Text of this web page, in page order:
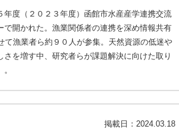
度（２０２３年度）函館市水産産学連携交流
開かれた。漁業関係者の連携を深め情報共有
漁業者ら約９０人が参集。天然資源の低迷や
を増す中、研究者らが課題解決に向けた取り
掲載日： 2024.03.18